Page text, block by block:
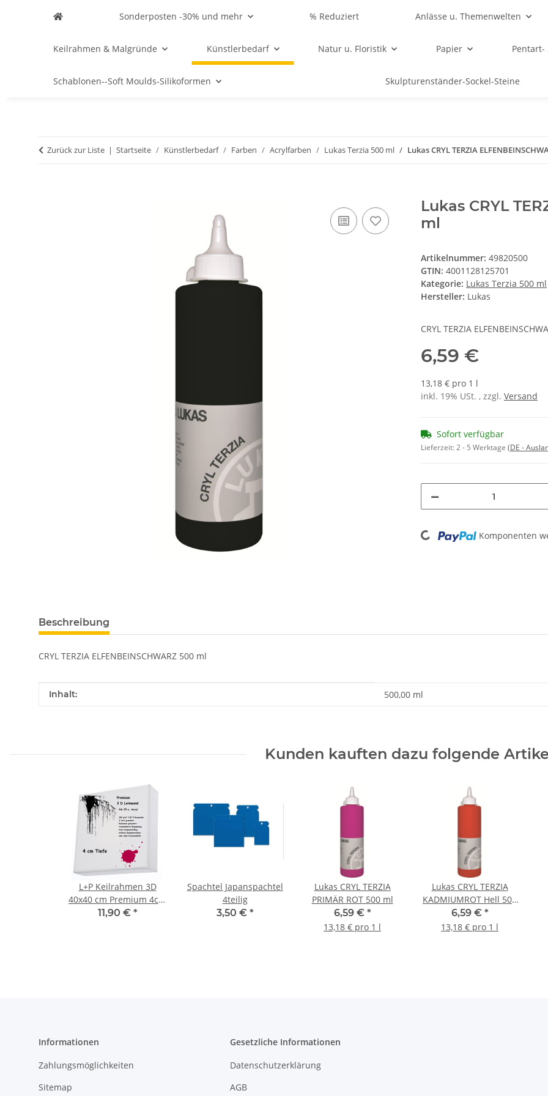
Sonderposten -30% und mehr % Reduziert Anlässe u. Themenwelten
Keilrahmen & Malgründe Künstlerbedarf Natur u. Floristik Papier Pentart-
Schablonen--Soft Moulds-Silikoformen Skulpturenständer-Sockel-Steine
Zurück zur Liste Startseite Künstlerbedarf Farben Acrylfarben Lukas Terzia 500 ml Lukas CRYL TERZIA
Lukas CRYL
ml
Artikelnummer: 49820500
GTIN: 4001128125701
Kategorie: Lukas Terzia 500 ml
Hersteller: Lukas
CRYL TERZIA
6,59 €
13,18 € pro 1 l
inkl. 19% USt. , zzgl. Versand
Sofort verfügbar
Lieferzeit:2 - 5 Werktage (DE -
Loading... Komponenten
Beschreibung
CRYL TERZIA ELFENBEINSCHWARZ 500 ml
Produkteigenschaft
Wert
Inhalt: 500,00 ml
Kunden kauften dazu folgende
L+P Keilrahmen 3D
40x40 cm Premium 4cm
360g
11,90 € *
Spachtel Japanspachtel
4teilig
3,50 € *
Lukas CRYL TERZIA
PRIMÄR ROT 500 ml
6,59 € *
13,18 € pro 1 l
Lukas CRYL TERZIA
KADMIUMROT Hell 500
ml
6,59 € *
13,18 € pro 1 l
Informationen
Zahlungsmöglichkeiten
Sitemap
Gesetzliche Informationen
Datenschutzerklärung
AGB